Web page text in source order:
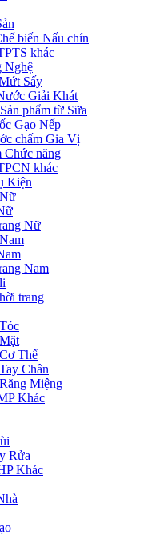
biến Nấu chín
khác
Nghệ
Sấy
Giải Khát
phẩm từ Sữa
Gạo Nếp
chấm Gia Vị
Chức năng
khác
Kiện
Nữ
Nam
trang
Thể
Chân
Miệng
Khác
Rửa
Khác